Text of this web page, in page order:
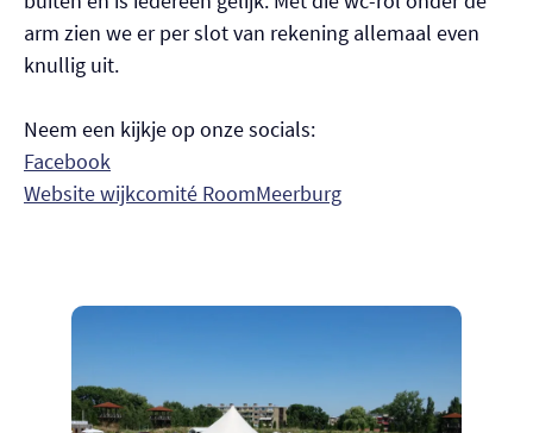
arm zien we er per slot van rekening allemaal even
knullig uit.
Neem een kijkje op onze socials:
Facebook
Website wijkcomité RoomMeerburg